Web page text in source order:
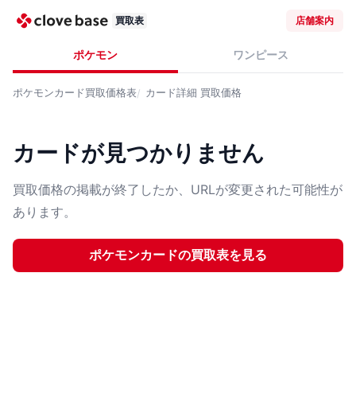
買取表 店舗案内
ポケモン ワンピース
ポケモンカード買取価格表 カード詳細 買取価格
カードが見つかりません
買取価格の掲載が終了したか、URLが変更された可能性が
あります。
ポケモンカードの買取表を見る